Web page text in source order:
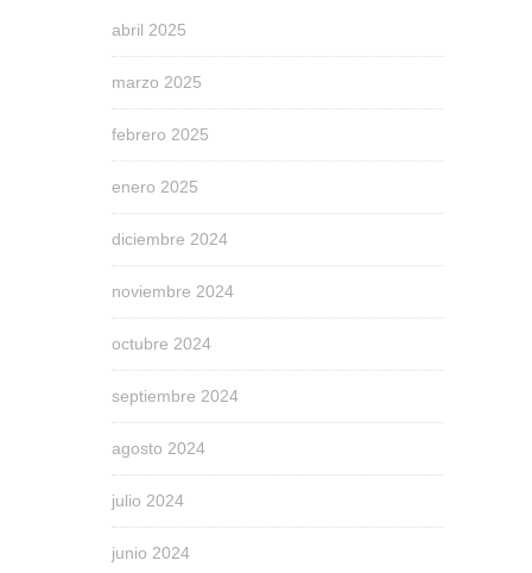
abril 2025
marzo 2025
febrero 2025
enero 2025
diciembre 2024
noviembre 2024
octubre 2024
septiembre 2024
agosto 2024
julio 2024
junio 2024